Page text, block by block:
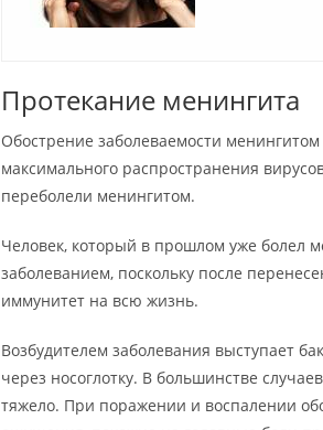
Протекание менингита
Обострение заболеваемости
максимального распространения
переболели менингитом.
Человек, который в прошлом уже болел
заболеванием, поскольку после
иммунитет на всю жизнь.
Возбудителем заболевания выступает
через носоглотку. В большинстве
тяжело. При поражении и воспалении